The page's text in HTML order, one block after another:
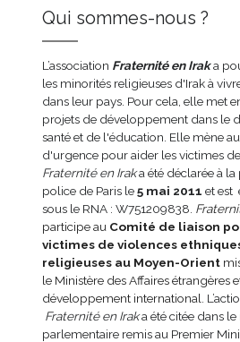
Qui sommes-nous ?
L’association Fraternité en Iraka
les minorités religieuses d'Irak à
dans leur pays. Pour cela, elle met
projets de développement dans le
santé et de l'éducation. Elle mène
d'urgence pour aider les victimes
Fraternité en Iraka été déclarée à
police de Paris le5 mai 2011 et est
sous le RNA : W751209838.
participe au Comité de liaison
victimes de violences
religieuses au Moyen-Orient
le Ministère des Affaires étrangères
développement international.
Fraternité en Iraka été citée dans
parlementaire remis au Premier